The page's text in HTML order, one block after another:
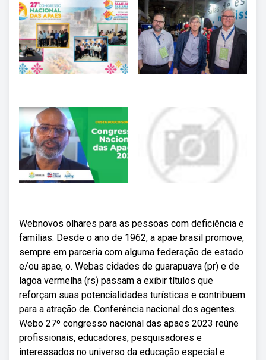
Webnovos olhares para as pessoas com deficiência e
famílias. Desde o ano de 1962, a apae brasil promove,
sempre em parceria com alguma federação de estado
e/ou apae, o. Webas cidades de guarapuava (pr) e de
lagoa vermelha (rs) passam a exibir títulos que
reforçam suas potencialidades turísticas e contribuem
para a atração de. Conferência nacional dos agentes.
Webo 27º congresso nacional das apaes 2023 reúne
profissionais, educadores, pesquisadores e
interessados no universo da educação especial e